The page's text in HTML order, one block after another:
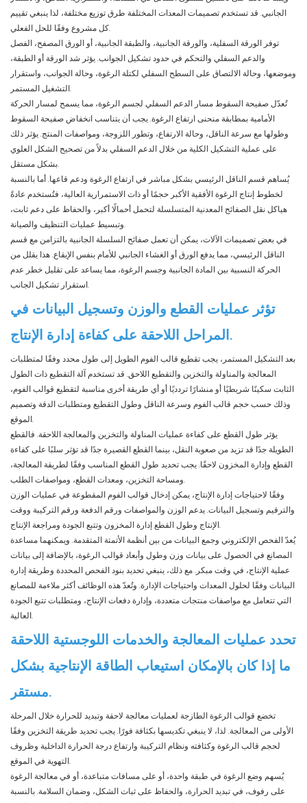
الجانبي. قد تستخدم تصميمات المعدات المختلفة طرق توزيع مختلفة، لذا ينبغي تقييم
كل مشروع وفقًا للحل الفعلي.
توفر الورقة السفلية، والورقة الجانبية، والطبقة الجانبية، أو الورق المصفح، الفصل
والدعم السفلي والتحكم في حدود تشكيل الجوانب. يؤثر شد الورقة أو الطبقة،
وموضعها، وحالة الالتصاق على السطح السفلي لكتلة الرغوة، وحالة الجوانب، واستقرار
التشغيل المستمر.
تُعدّل صفيحة السقوط مسار الدعم السفلي لجسم الرغوة، مما يسمح لمسار الحركة
الأمامية بمطابقة منحنى ارتفاع الرغوة. يجب أن يتناسب انخفاض صفيحة السقوط
وطولها مع سرعة الناقل، وحالة الارتفاع، وتطور اللزوجة، ومواصفات المنتج. يؤثر ذلك
على عملية التشكيل الكلية من خلال الدعم السفلي بدلاً من تصحيح الشكل العلوي
بشكل مستقل.
يُساهم قسم الناقل الرئيسي بشكل مباشر في ارتفاع الرغوة ودعم قاعها. أما بالنسبة
لخطوط إنتاج الرغوة الأفقية الأكبر حجمًا أو ذات الاستمرارية العالية، فتُستخدم عادةً
هياكل نقل الصفائح المعدنية المتسلسلة لتحمل أحمالًا أكبر، والحفاظ على دعم ثابت،
وتبسيط عمليات التنظيف والصيانة.
في بعض تصميمات الآلات، يمكن أن تعمل صفائح السلسلة الجانبية بالتزامن مع قسم
الناقل الرئيسي، مما يدفع الورق أو الغشاء الجانبي للأمام بنفس الإيقاع. هذا يقلل من
الحركة النسبية بين المادة الجانبية وجسم الرغوة، مما يساعد على تقليل خطر عدم
استقرار تشكيل الجانب.
تؤثر عمليات القطع والوزن وتسجيل البيانات في
المراحل اللاحقة على كفاءة إدارة الإنتاج.
بعد التشكيل المستمر، يجب تقطيع قالب الفوم الطويل إلى طول محدد وفقًا لمتطلبات
المعالجة والمناولة والتخزين والتقطيع اللاحق. قد تستخدم آلة التقطيع ذات الطول
الثابت سكينًا شريطيًا أو منشارًا تردديًا أو أي طريقة أخرى مناسبة لتقطيع قوالب الفوم،
وذلك حسب حجم قالب الفوم وسرعة الناقل وطول التقطيع ومتطلبات الدقة وتصميم
الموقع.
يؤثر طول القطع على كفاءة عمليات المناولة والتخزين والمعالجة اللاحقة. فالقطع
الطويلة جدًا قد تزيد من صعوبة النقل، بينما القطع القصيرة جدًا قد تؤثر سلبًا على كفاءة
القطع وإدارة المخزون لاحقًا. يجب تحديد طول القطع المناسب وفقًا لطريقة المعالجة،
ومساحة التخزين، ومعدات القطع، ومواصفات الطلب.
وفقًا لاحتياجات إدارة الإنتاج، يمكن إدخال قوالب الفوم المقطوعة في عمليات الوزن
والترقيم وتسجيل البيانات. يدعم الوزن والمواصفات ورقم الدفعة ورقم التركيبة ووقت
الإنتاج وطول القطع إدارة المخزون وتتبع الجودة ومراجعة الإنتاج.
يُعدّ الفحص الإلكتروني وجمع البيانات من بين أنظمة الأتمتة المتقدمة. ويمكنهما مساعدة
المصانع في الحصول على بيانات وزن وطول وأبعاد قوالب الرغوة، بالإضافة إلى بيانات
عملية الإنتاج، في وقت مبكر. مع ذلك، ينبغي تحديد بنود الفحص المحددة وطريقة إدارة
البيانات وفقًا لحلول المعدات واحتياجات الإدارة. وتُعدّ هذه الوظائف أكثر ملاءمة للمصانع
التي تتعامل مع مواصفات منتجات متعددة، وإدارة دفعات الإنتاج، ومتطلبات تتبع الجودة
العالية.
تحدد عمليات المعالجة والخدمات اللوجستية اللاحقة
ما إذا كان بالإمكان استيعاب الطاقة الإنتاجية بشكل
مستقر.
تخضع قوالب الرغوة الطازجة لعمليات معالجة لاحقة وتبديد للحرارة خلال المرحلة
الأولى من المعالجة. لذا، لا ينبغي تكديسها بكثافة فورًا. يجب تحديد طريقة التخزين وفقًا
لحجم قالب الرغوة وكثافته ونظام التركيبة وارتفاع درجة الحرارة الداخلية وظروف
التهوية في الموقع.
يُسهم وضع الرغوة في طبقة واحدة، أو على مسافات متباعدة، أو في معالجة الرغوة
على رفوف، في تبديد الحرارة، والحفاظ على ثبات الشكل، وضمان السلامة. بالنسبة